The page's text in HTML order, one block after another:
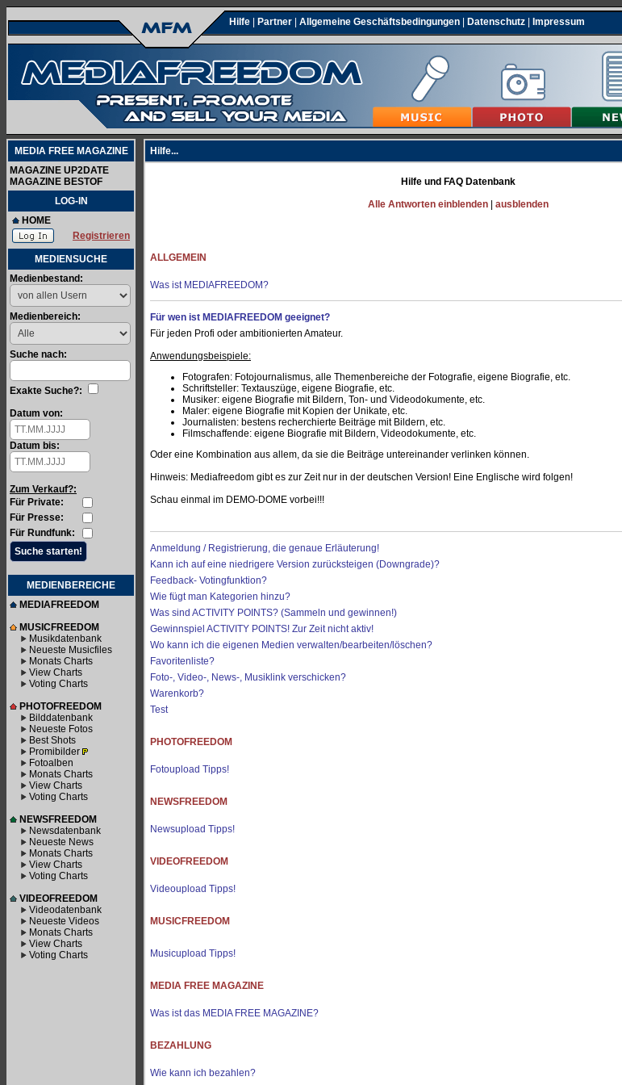
Hilfe Partner Allgemeine Geschäftsbedingungen Datenschutz Impressum
MEDIA FREE MAGAZINE
MAGAZINE UP2DATE
MAGAZINE BESTOF
LOG-IN
HOME
Registrieren
MEDIENSUCHE
Medienbestand:
Medienbereich:
Suche nach:
Exakte Suche?:
Datum von:
Datum bis:
Zum Verkauf?:
Für Private:
Für Presse:
Für Rundfunk:
MEDIENBEREICHE
MEDIAFREEDOM
MUSICFREEDOM
Musikdatenbank
Neueste Musicfiles
Monats Charts
View Charts
Voting Charts
PHOTOFREEDOM
Bilddatenbank
Neueste Fotos
Best Shots
Promibilder
Fotoalben
Monats Charts
View Charts
Voting Charts
NEWSFREEDOM
Newsdatenbank
Neueste News
Monats Charts
View Charts
Voting Charts
VIDEOFREEDOM
Videodatenbank
Neueste Videos
Monats Charts
View Charts
Voting Charts
Hilfe...
Hilfe und FAQ Datenbank
Alle Antworten einblenden
ausblenden
ALLGEMEIN
Was ist MEDIAFREEDOM?
Für wen ist MEDIAFREEDOM geeignet?
Für jeden Profi oder ambitionierten Amateur.
Anwendungsbeispiele:
Fotografen: Fotojournalismus, alle Themenbereiche der Fotografie, eigene Biografie, etc.
Schriftsteller: Textauszüge, eigene Biografie, etc.
Musiker: eigene Biografie mit Bildern, Ton- und Videodokumente, etc.
Maler: eigene Biografie mit Kopien der Unikate, etc.
Journalisten: bestens recherchierte Beiträge mit Bildern, etc.
Filmschaffende: eigene Biografie mit Bildern, Videodokumente, etc.
Oder eine Kombination aus allem, da sie die Beiträge untereinander verlinken können.
Hinweis: Mediafreedom gibt es zur Zeit nur in der deutschen Version! Eine Englische wird folgen!
Schau einmal im DEMO-DOME vorbei!!!
Anmeldung / Registrierung, die genaue Erläuterung!
Kann ich auf eine niedrigere Version zurücksteigen (Downgrade)?
Feedback- Votingfunktion?
Wie fügt man Kategorien hinzu?
Was sind ACTIVITY POINTS? (Sammeln und gewinnen!)
Gewinnspiel ACTIVITY POINTS! Zur Zeit nicht aktiv!
Wo kann ich die eigenen Medien verwalten/bearbeiten/löschen?
Favoritenliste?
Foto-, Video-, News-, Musiklink verschicken?
Warenkorb?
Test
PHOTOFREEDOM
Fotoupload Tipps!
NEWSFREEDOM
Newsupload Tipps!
VIDEOFREEDOM
Videoupload Tipps!
MUSICFREEDOM
Musicupload Tipps!
MEDIA FREE MAGAZINE
Was ist das MEDIA FREE MAGAZINE?
BEZAHLUNG
Wie kann ich bezahlen?